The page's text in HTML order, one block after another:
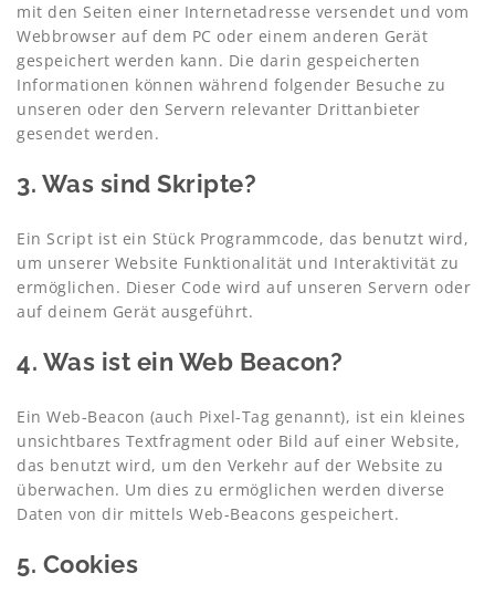
mit den Seiten einer Internetadresse versendet und vom
Webbrowser auf dem PC oder einem anderen Gerät
gespeichert werden kann. Die darin gespeicherten
Informationen können während folgender Besuche zu
unseren oder den Servern relevanter Drittanbieter
gesendet werden.
3. Was sind Skripte?
Ein Script ist ein Stück Programmcode, das benutzt wird,
um unserer Website Funktionalität und Interaktivität zu
ermöglichen. Dieser Code wird auf unseren Servern oder
auf deinem Gerät ausgeführt.
4. Was ist ein Web Beacon?
Ein Web-Beacon (auch Pixel-Tag genannt), ist ein kleines
unsichtbares Textfragment oder Bild auf einer Website,
das benutzt wird, um den Verkehr auf der Website zu
überwachen. Um dies zu ermöglichen werden diverse
Daten von dir mittels Web-Beacons gespeichert.
5. Cookies